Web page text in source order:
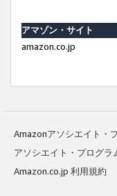
アマゾン・サイト
amazon.co.jp
Amazonアソシエイト・
アソシエイト・プログラ
Amazon.co.jp 利用規約